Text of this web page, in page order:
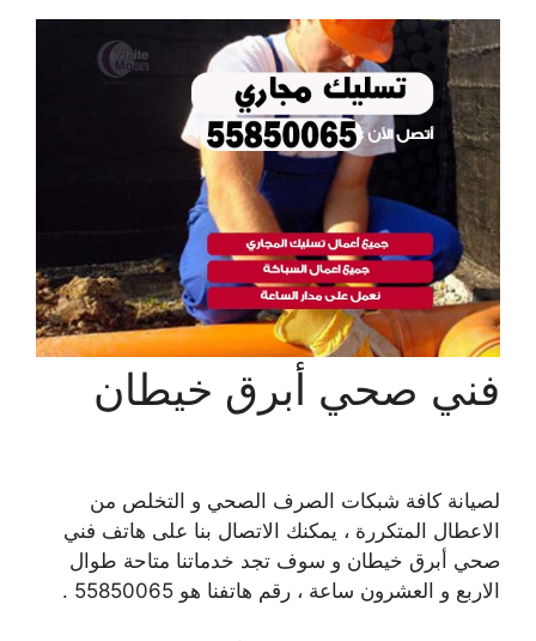
فني صحي أبرق خيطان
لصيانة كافة شبكات الصرف الصحي و التخلص من
الاعطال المتكررة ، يمكنك الاتصال بنا على هاتف فني
صحي أبرق خيطان و سوف تجد خدماتنا متاحة طوال
الاربع و العشرون ساعة ، رقم هاتفنا هو 55850065 .